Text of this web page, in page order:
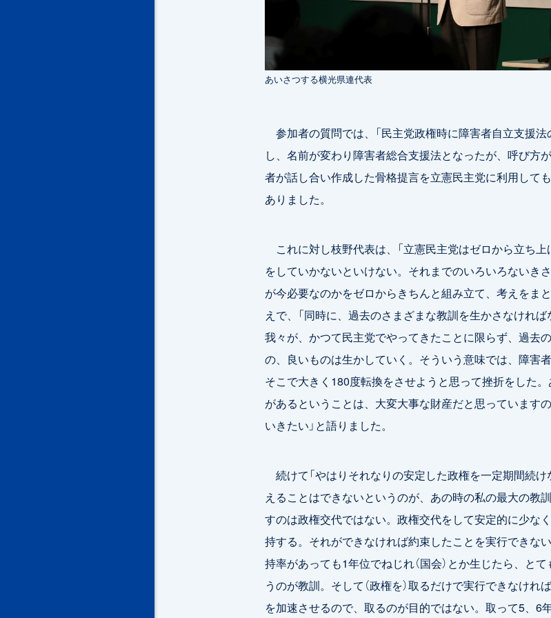
あいさつする横光県連代表
参加者の質問では、「民主党政権時に障害者自立支援
し、名前が変わり障害者総合支援法となったが、呼び方
者が話し合い作成した骨格提言を立憲民主党に利用して
ありました。
これに対し枝野代表は、「立憲民主党はゼロから立ち
をしていかないといけない。それまでのいろいろないき
が今必要なのかをゼロからきちんと組み立て、考えをま
えで、「同時に、過去のさまざまな教訓を生かさなけれ
我々が、かつて民主党でやってきたことに限らず、過去
の、良いものは生かしていく。そういう意味では、障害
そこで大きく180度転換をさせようと思って挫折をした
があるということは、大変大事な財産だと思っています
いきたい」と語りました。
続けて「やはりそれなりの安定した政権を一定期間続
えることはできないというのが、あの時の私の最大の教
すのは政権交代ではない。政権交代をして安定的に少な
持する。それができなければ約束したことを実行できな
持率があっても1年位でねじれ（国会）とか生じたら、と
うのが教訓。そして（政権を）取るだけで実行できなけれ
を加速させるので、取るのが目的ではない。取って5、6